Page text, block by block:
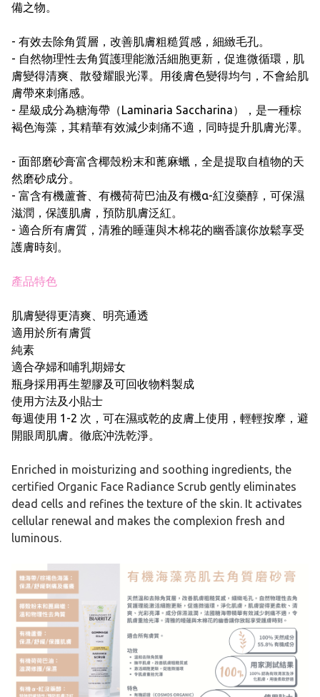
備之物。
- 有效去除角質層，改善肌膚粗糙質感，細緻毛孔。
- 自然物理性去角質護理能激活細胞更新，促進微循環，肌
膚變得清爽、散發耀眼光澤。用後膚色變得均勻，不會給肌
膚帶來刺痛感。
- 星級成分為糖海帶（Laminaria Saccharina），是一種棕
褐色海藻，其精華有效減少刺痛不適，同時提升肌膚光澤。
- 面部磨砂膏富含椰殼粉末和蓖麻蠟，全是提取自植物的天
然磨砂成分。
- 富含有機蘆薈、有機荷荷巴油及有機α-紅沒藥醇，可保濕
滋潤，保護肌膚，預防肌膚泛紅。
- 適合所有膚質，清雅的睡蓮與木棉花的幽香讓你放鬆享受
護膚時刻。
產品特色
肌膚變得更清爽、明亮通透
適用於所有膚質
純素
適合孕婦和哺乳期婦女
瓶身採用再生塑膠及可回收物料製成
使用方法及小貼士
每週使用 1-2 次，可在濕或乾的皮膚上使用，輕輕按摩，避
開眼周肌膚。徹底沖洗乾淨。
Enriched in moisturizing and soothing ingredients, the
certified Organic Face Radiance Scrub gently eliminates
dead cells and refines the texture of the skin. It activates
cellular renewal and makes the complexion fresh and
luminous.